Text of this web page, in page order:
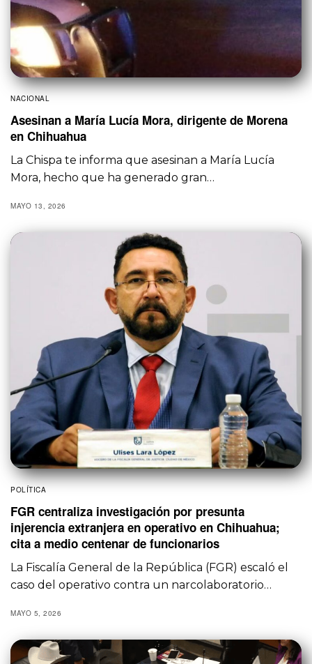
NACIONAL
Asesinan a María Lucía Mora, dirigente de Morena
en Chihuahua
La Chispa te informa que asesinan a María Lucía
Mora, hecho que ha generado gran…
MAYO 13, 2026
POLÍTICA
FGR centraliza investigación por presunta
injerencia extranjera en operativo en Chihuahua;
cita a medio centenar de funcionarios
La Fiscalía General de la República (FGR) escaló el
caso del operativo contra un narcolaboratorio…
MAYO 5, 2026